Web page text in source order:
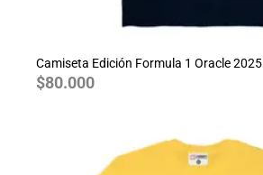
Camiseta Edición Formula 1 Oracle 2025
$80.000